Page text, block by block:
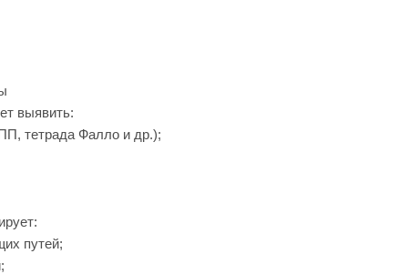
выявить:
тетрада Фалло и др.);
путей;